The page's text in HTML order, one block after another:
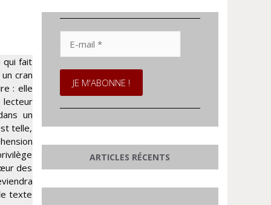
qui fait
cran
: elle
un
telle,
des
texte
mail
*
ARTICLES RÉCENTS